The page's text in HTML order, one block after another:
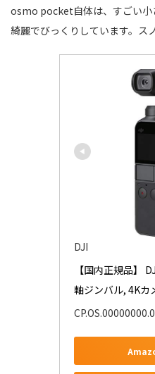
osmo pocket自体は、すごい小
綺麗でびっくりしています。ス
DJI
【国内正規品】
軸ジンバル, 4Kカ